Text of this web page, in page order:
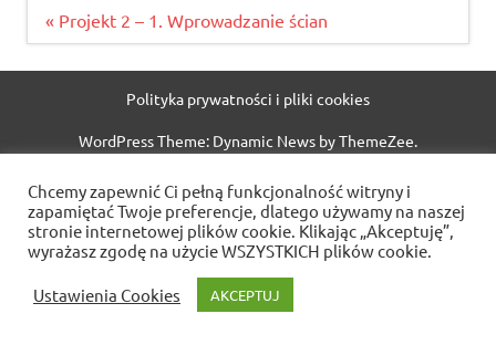
Nawigacja
wpisu
« Projekt 2 – 1. Wprowadzanie ścian
Polityka prywatności i pliki cookies
WordPress Theme: Dynamic News by ThemeZee.
Chcemy zapewnić Ci pełną funkcjonalność witryny i
zapamiętać Twoje preferencje, dlatego używamy na naszej
stronie internetowej plików cookie. Klikając „Akceptuję”,
wyrażasz zgodę na użycie WSZYSTKICH plików cookie.
Ustawienia Cookies AKCEPTUJ